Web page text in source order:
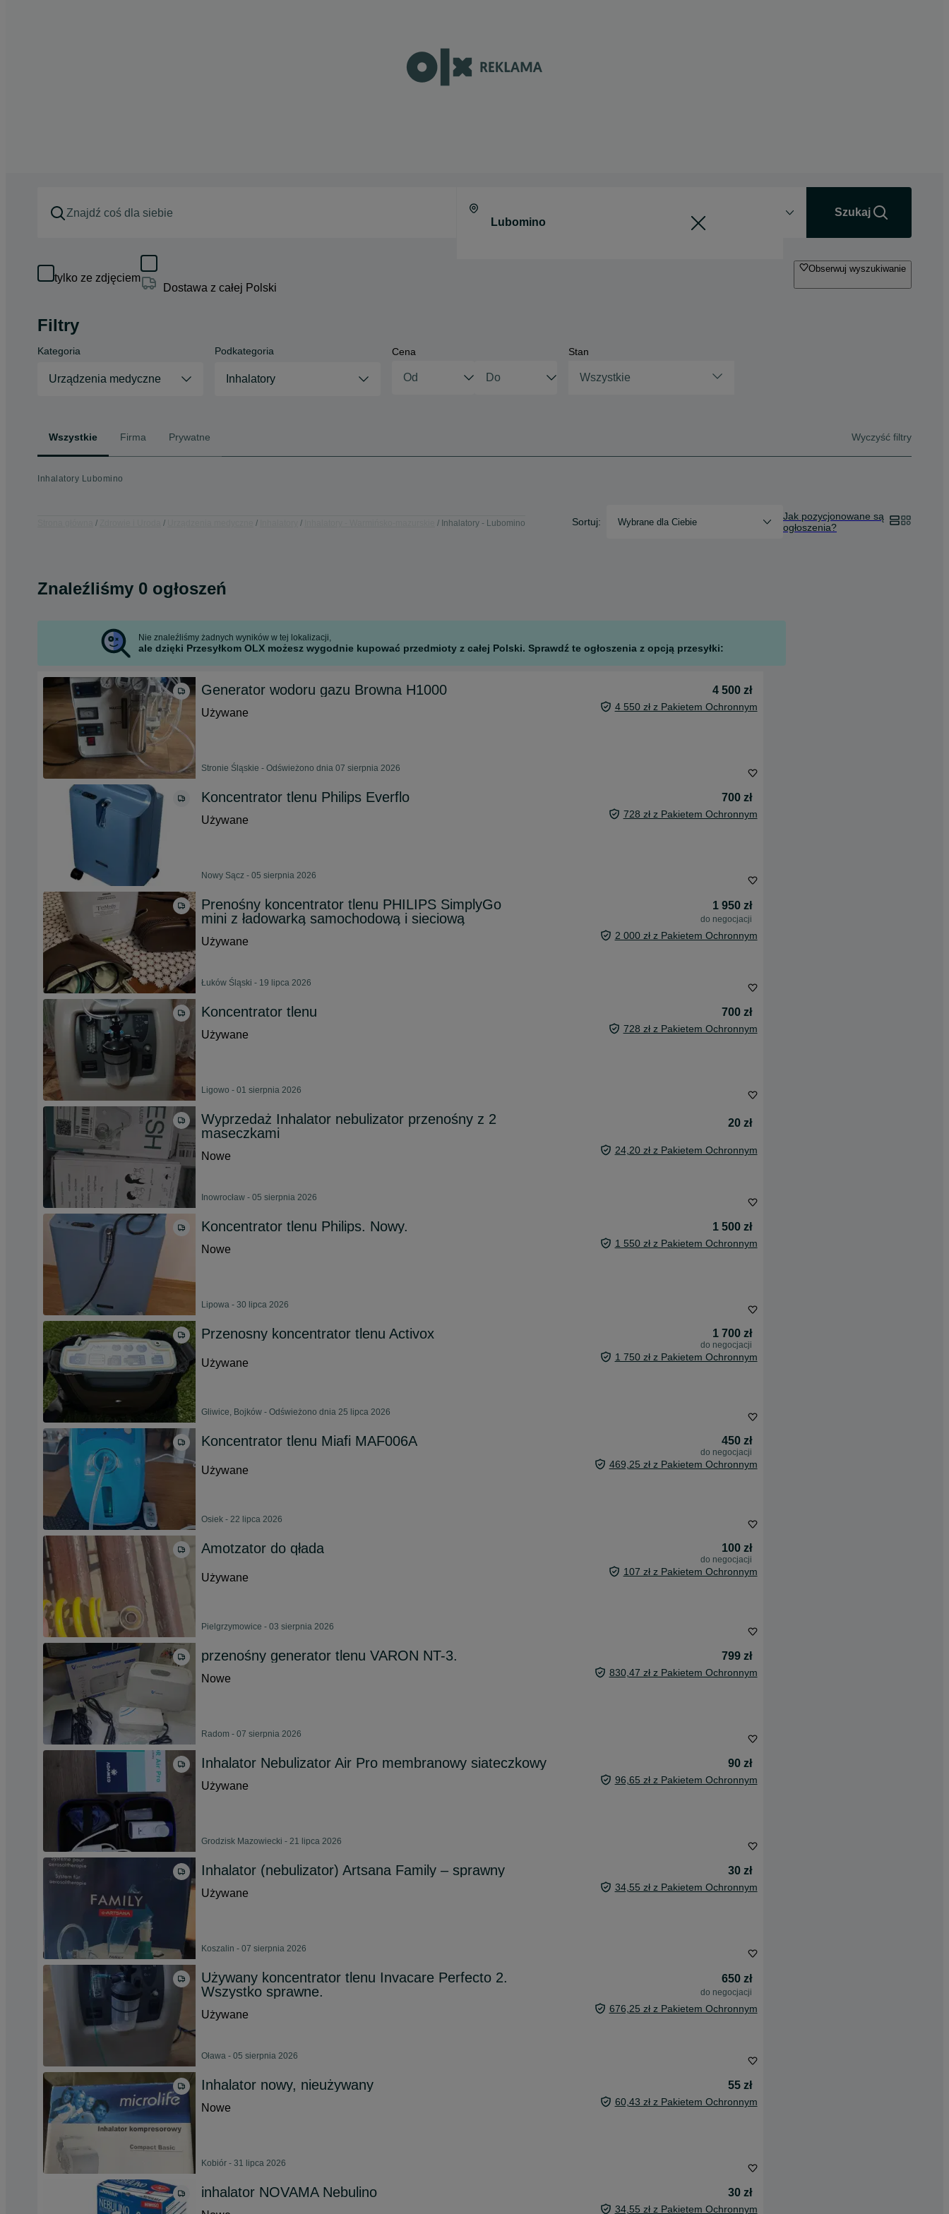
Szukaj
tylko ze zdjęciem
Dostawa z całej Polski
Obserwuj wyszukiwanie
Filtry
Kategoria
Urządzenia medyczne
Podkategoria
Inhalatory
Cena Stan
Wszystkie
Wszystkie Firma Prywatne Wyczyść filtry
Inhalatory Lubomino
Inhalatory - Lubomino Sortuj: Wybrane dla Ciebie
Jak pozycjonowane są
ogłoszenia?
Znaleźliśmy 0 ogłoszeń
Nie znaleźliśmy żadnych wyników w tej lokalizacji,
ale dzięki Przesyłkom OLX możesz wygodnie kupować przedmioty z całej Polski. Sprawdź te ogłoszenia z opcją przesyłki:
Generator wodoru gazu Browna H1000
4 500 zł
Używane
4 550 zł z Pakietem Ochronnym
Stronie Śląskie - Odświeżono dnia 07 sierpnia 2026
Koncentrator tlenu Philips Everflo
700 zł
Używane
728 zł z Pakietem Ochronnym
Nowy Sącz - 05 sierpnia 2026
Prenośny koncentrator tlenu PHILIPS SimplyGo
mini z ładowarką samochodową i sieciową
1 950 zł
do negocjacji
Używane 2 000 zł z Pakietem Ochronnym
Łuków Śląski - 19 lipca 2026
Koncentrator tlenu
700 zł
Używane
728 zł z Pakietem Ochronnym
Ligowo - 01 sierpnia 2026
Wyprzedaż Inhalator nebulizator przenośny z 2
maseczkami
20 zł
Nowe 24,20 zł z Pakietem Ochronnym
Inowrocław - 05 sierpnia 2026
Koncentrator tlenu Philips. Nowy.
1 500 zł
Nowe
1 550 zł z Pakietem Ochronnym
Lipowa - 30 lipca 2026
Przenosny koncentrator tlenu Activox 1 700 zł
do negocjacji
Używane 1 750 zł z Pakietem Ochronnym
Gliwice, Bojków - Odświeżono dnia 25 lipca 2026
Koncentrator tlenu Miafi MAF006A 450 zł
do negocjacji
Używane 469,25 zł z Pakietem Ochronnym
Osiek - 22 lipca 2026
Amotzator do qłada 100 zł
do negocjacji
Używane 107 zł z Pakietem Ochronnym
Pielgrzymowice - 03 sierpnia 2026
przenośny generator tlenu VARON NT-3.
799 zł
Nowe
830,47 zł z Pakietem Ochronnym
Radom - 07 sierpnia 2026
Inhalator Nebulizator Air Pro membranowy siateczkowy
90 zł
Używane
96,65 zł z Pakietem Ochronnym
Grodzisk Mazowiecki - 21 lipca 2026
Inhalator (nebulizator) Artsana Family – sprawny
30 zł
Używane
34,55 zł z Pakietem Ochronnym
Koszalin - 07 sierpnia 2026
Używany koncentrator tlenu Invacare Perfecto 2.
Wszystko sprawne.
650 zł
do negocjacji
Używane 676,25 zł z Pakietem Ochronnym
Oława - 05 sierpnia 2026
Inhalator nowy, nieużywany
55 zł
Nowe
60,43 zł z Pakietem Ochronnym
Kobiór - 31 lipca 2026
inhalator NOVAMA Nebulino
30 zł
34,55 zł z Pakietem Ochronnym